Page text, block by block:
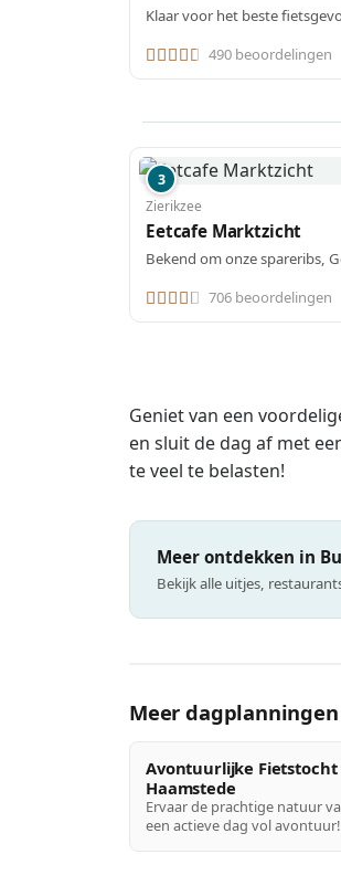
Klaar voor het beste
490 beoordelingen
3
Zierikzee
Eetcafe Marktzicht
Bekend om onze spareribs,
706 beoordelingen
Geniet van een
en sluit de dag af met
te veel te belasten!
Meer ontdekken in
Bekijk alle uitjes,
Meer
Avontuurlijke
Haamstede
Ervaar de prachtige natuur
een actieve dag vol